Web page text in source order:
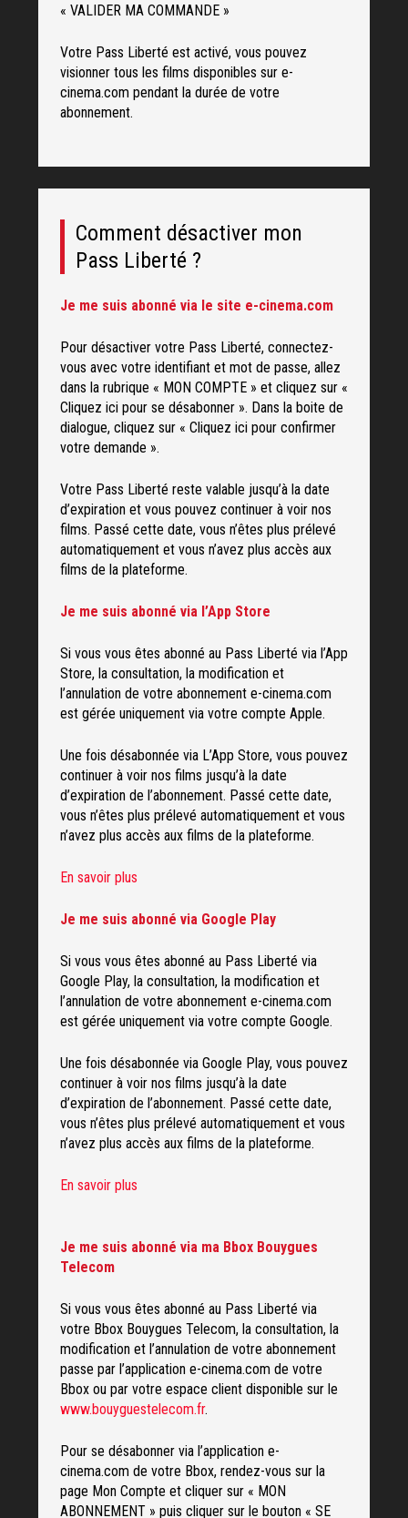
« VALIDER MA COMMANDE »
Votre Pass Liberté est activé, vous pouvez
visionner tous les films disponibles sur e-
cinema.com pendant la durée de votre
abonnement.
Comment désactiver mon
Pass Liberté ?
Je me suis abonné via le site e-cinema.com
Pour désactiver votre Pass Liberté, connectez-
vous avec votre identifiant et mot de passe, allez
dans la rubrique « MON COMPTE » et cliquez sur «
Cliquez ici pour se désabonner ». Dans la boite de
dialogue, cliquez sur « Cliquez ici pour confirmer
votre demande ».
Votre Pass Liberté reste valable jusqu’à la date
d’expiration et vous pouvez continuer à voir nos
films. Passé cette date, vous n’êtes plus prélevé
automatiquement et vous n’avez plus accès aux
films de la plateforme.
Je me suis abonné via l’App Store
Si vous vous êtes abonné au Pass Liberté via l’App
Store, la consultation, la modification et
l’annulation de votre abonnement e-cinema.com
est gérée uniquement via votre compte Apple.
Une fois désabonnée via L’App Store, vous pouvez
continuer à voir nos films jusqu’à la date
d’expiration de l’abonnement. Passé cette date,
vous n’êtes plus prélevé automatiquement et vous
n’avez plus accès aux films de la plateforme.
En savoir plus
Je me suis abonné via Google Play
Si vous vous êtes abonné au Pass Liberté via
Google Play, la consultation, la modification et
l’annulation de votre abonnement e-cinema.com
est gérée uniquement via votre compte Google.
Une fois désabonnée via Google Play, vous pouvez
continuer à voir nos films jusqu’à la date
d’expiration de l’abonnement. Passé cette date,
vous n’êtes plus prélevé automatiquement et vous
n’avez plus accès aux films de la plateforme.
En savoir plus
Je me suis abonné via ma Bbox Bouygues
Telecom
Si vous vous êtes abonné au Pass Liberté via
votre Bbox Bouygues Telecom, la consultation, la
modification et l’annulation de votre abonnement
passe par l’application e-cinema.com de votre
Bbox ou par votre espace client disponible sur le
www.bouyguestelecom.fr.
Pour se désabonner via l’application e-
cinema.com de votre Bbox, rendez-vous sur la
page Mon Compte et cliquer sur « MON
ABONNEMENT » puis cliquer sur le bouton « SE